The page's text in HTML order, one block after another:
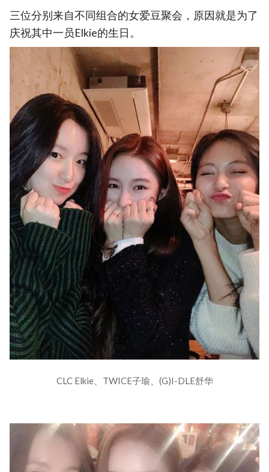
三位分别来自不同组合的女爱豆聚会，原因就是为了
庆祝其中一员Elkie的生日。
CLC Elkie、TWICE子瑜、(G)I-DLE舒华